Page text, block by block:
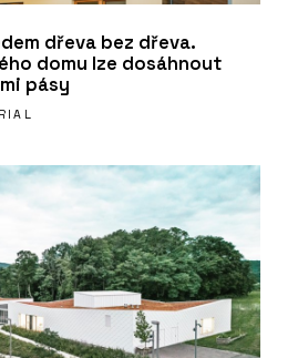
dřeva bez dřeva.
domu lze dosáhnout
pásy